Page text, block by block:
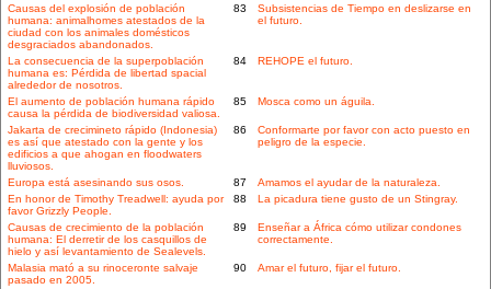
Causas del explosión de población
humana: animalhomes atestados de la
ciudad con los animales domésticos
desgraciados abandonados.
83
Subsistencias de Tiempo en deslizarse en
el futuro.
La consecuencia de la superpoblación
humana es: Pérdida de libertad spacial
alrededor de nosotros.
84 REHOPE el futuro.
El aumento de población humana rápido
causa la pérdida de biodiversidad valiosa.
85 Mosca como un águila.
Jakarta de crecimineto rápido (Indonesia)
es así que atestado con la gente y los
edificios a que ahogan en floodwaters
lluviosos.
86
Conformarte por favor con acto puesto en
peligro de la especie.
Europa está asesinando sus osos. 87
Amamos el ayudar de la naturaleza.
En honor de Timothy Treadwell: ayuda por
favor Grizzly People.
88 La picadura tiene gusto de un Stingray.
Causas de crecimiento de la población
humana: El derretir de los casquillos de
hielo y así levantamiento de Sealevels.
89
Enseñar a África cómo utilizar condones
correctamente.
Malasia mató a su rinoceronte salvaje
pasado en 2005.
90 Amar el futuro, fijar el futuro.